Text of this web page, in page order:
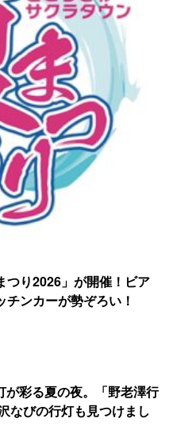
つり2026」が開催！ビア
ンカーが勢ぞろい！
が彩る夏の夜。「野老澤行
なびの行灯も見つけまし